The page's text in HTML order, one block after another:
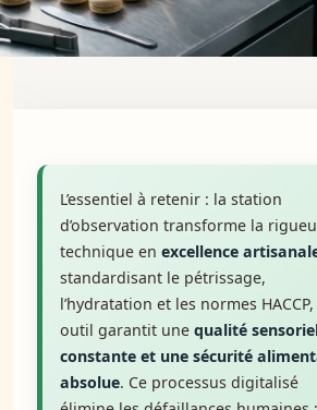
L’essentiel à retenir : la station
d’observation transforme la
technique en excellence
standardisant le pétrissage,
l’hydratation et les normes
outil garantit une qualité
constante et une sécurité
absolue. Ce processus digitalisé